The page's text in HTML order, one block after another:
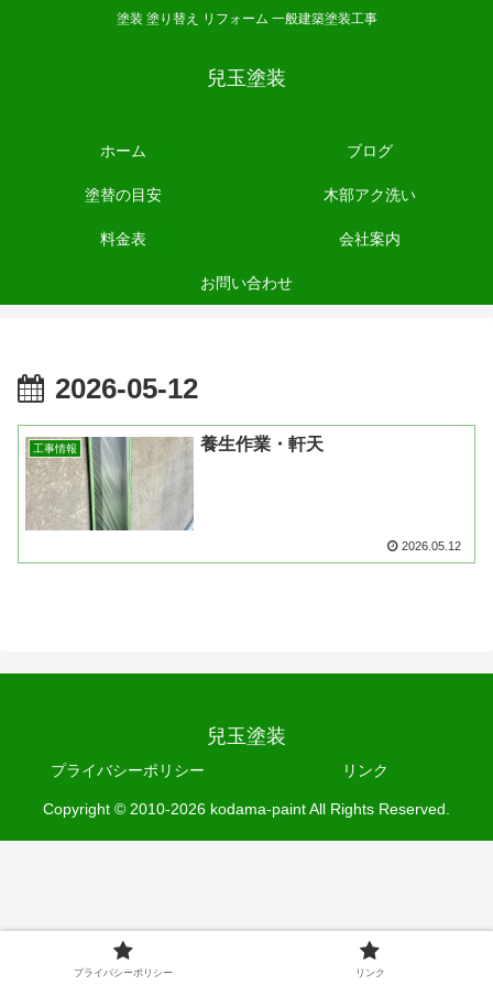
塗装 塗り替え リフォーム 一般建築塗装工事
兒玉塗装
ホーム ブログ
塗替の目安 木部アク洗い
料金表 会社案内
お問い合わせ
2026-05-12
工事情報 養生作業・軒天
2026.05.12
兒玉塗装
プライバシーポリシー リンク
Copyright © 2010-2026 kodama-paint All Rights Reserved.
プライバシーポリシー リンク